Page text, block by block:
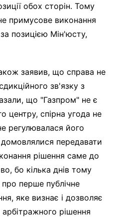
обох сторін. Тому
примусове виконання
позицією Мін'юсту,
заявив, що справа не
зв'язку з
що "Газпром" не є
центру, спірна угода не
регулювалася його
передавати
рішення саме до
бо кілька днів тому
перше публічне
яке визнає і дозволяє
рішення